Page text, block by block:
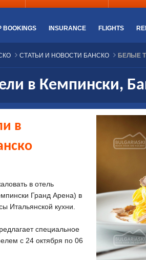
BOOKINGS INSURANCE FLIGHTS
СТАТЬИ И НОВОСТИ БАНСКО БЕЛЫЕ
в Кемпински,
в
в отель
Гранд Арена) в
Итальянской кухни.
специальное
с 24 октября по 06